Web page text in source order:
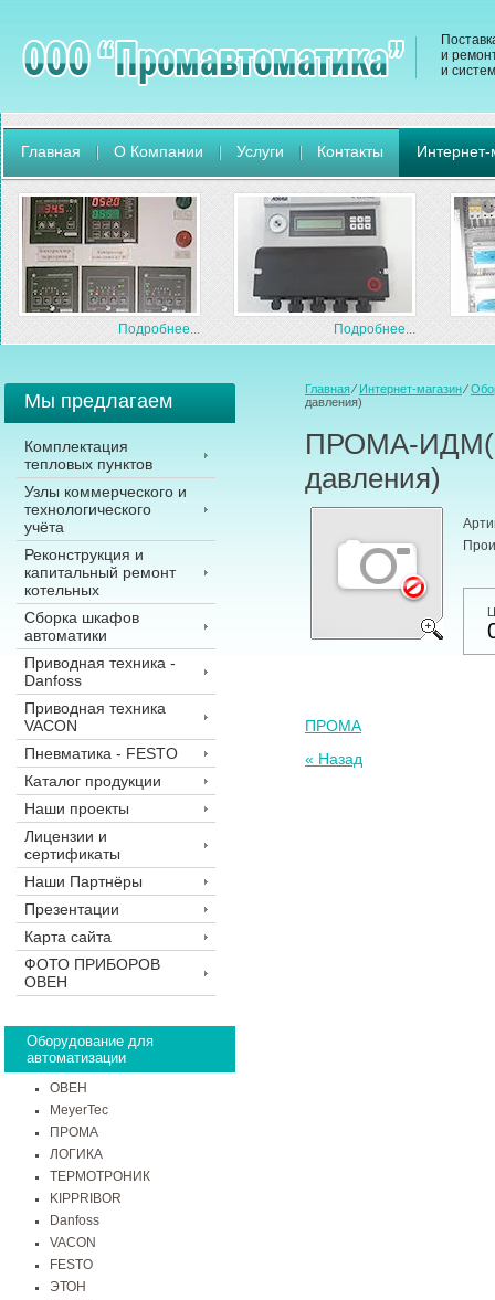
и
и
Главная О Компании Услуги Контакты Интернет-
Подробнее... Подробнее...
Главная⁄ Интернет-магазин⁄
давления)
ПРОМА-
давления)
ПРОМА
« Назад
Мы предлагаем
Комплектация
тепловых пунктов
Узлы коммерческого и
технологического
учёта
Реконструкция и
капитальный ремонт
котельных
Сборка шкафов
автоматики
Приводная техника -
Danfoss
Приводная техника
VACON
Пневматика - FESTO
Каталог продукции
Наши проекты
Лицензии и
сертификаты
Наши Партнёры
Презентации
Карта сайта
ФОТО ПРИБОРОВ
ОВЕН
Оборудование для
автоматизации
ОВЕН
MeyerTec
ПРОМА
ЛОГИКА
ТЕРМОТРОНИК
KIPPRIBOR
Danfoss
VACON
FESTO
ЭТОН